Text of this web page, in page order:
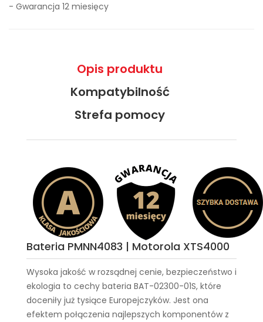
- Gwarancja 12 miesięcy
Opis produktu
Kompatybilność
Strefa pomocy
Bateria PMNN4083 | Motorola XTS4000
Wysoka jakość w rozsądnej cenie, bezpieczeństwo i
ekologia to cechy bateria BAT-02300-01S, które
doceniły już tysiące Europejczyków. Jest ona
efektem połączenia najlepszych komponentów z